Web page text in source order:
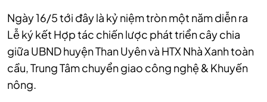
Ngày 16/5 tới đây là kỷ niệm tròn một năm diễn ra
Lễ ký kết Hợp tác chiến lược phát triển cây chia
giữa UBND huyện Than Uyên và HTX Nhà Xanh toàn
cầu, Trung Tâm chuyển giao công nghệ & Khuyến
nông.